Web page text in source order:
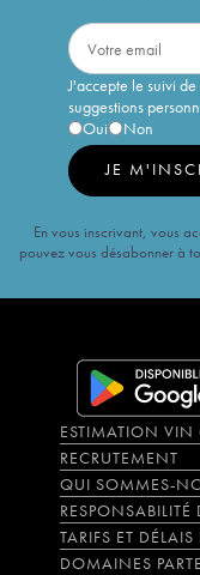
J'accepte le suivi
suggestions
Oui
Non
JE
En vous inscrivant, vous
pouvez vous désabonner à
ESTIMATION VIN
RECRUTEMENT
QUI SOMMES-
RESPONSABILITÉ
TARIFS ET
DOMAINES